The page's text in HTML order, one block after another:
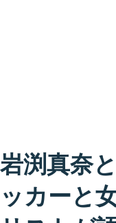
岩渕真奈
ッカーと